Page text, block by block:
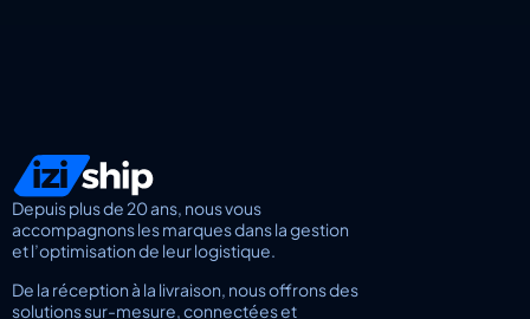
Depuis plus de 20 ans, nous vous
accompagnons les marques dans la gestion
et l’optimisation de leur logistique.
De la réception à la livraison, nous offrons des
solutions sur-mesure, connectées et